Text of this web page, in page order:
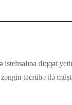
diqqət
təcrübə ilə